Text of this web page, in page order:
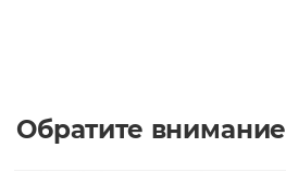
Обратите внимание